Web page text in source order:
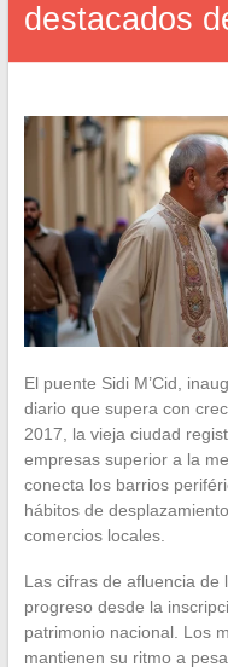
destacados
El puente Sidi M’Cid,
diario que supera con
2017, la vieja ciudad
empresas superior a la
conecta los barrios
hábitos de
comercios locales.
Las cifras de afluencia de
progreso desde la
patrimonio nacional. Los
mantienen su ritmo a